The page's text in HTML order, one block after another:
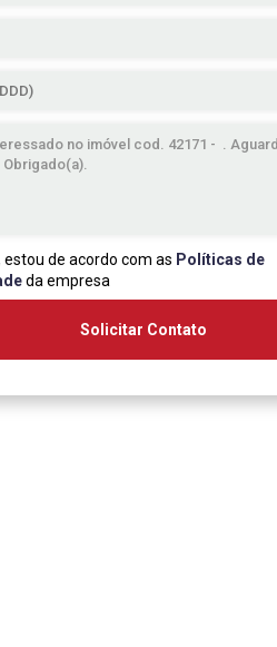
estou de acordo com as Políticas de
da empresa
Solicitar Contato